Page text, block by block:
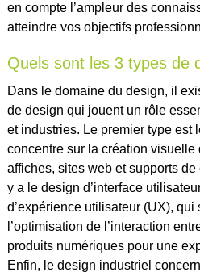
en compte l’ampleur des
atteindre vos objectifs
Quels sont les 3 types de
Dans le domaine du design, il
de design qui jouent un rôle
et industries. Le premier type est
concentre sur la création visuelle
affiches, sites web et supports
y a le design d’interface
d’expérience utilisateur (UX), qui
l’optimisation de l’interaction
produits numériques pour une
Enfin, le design industriel